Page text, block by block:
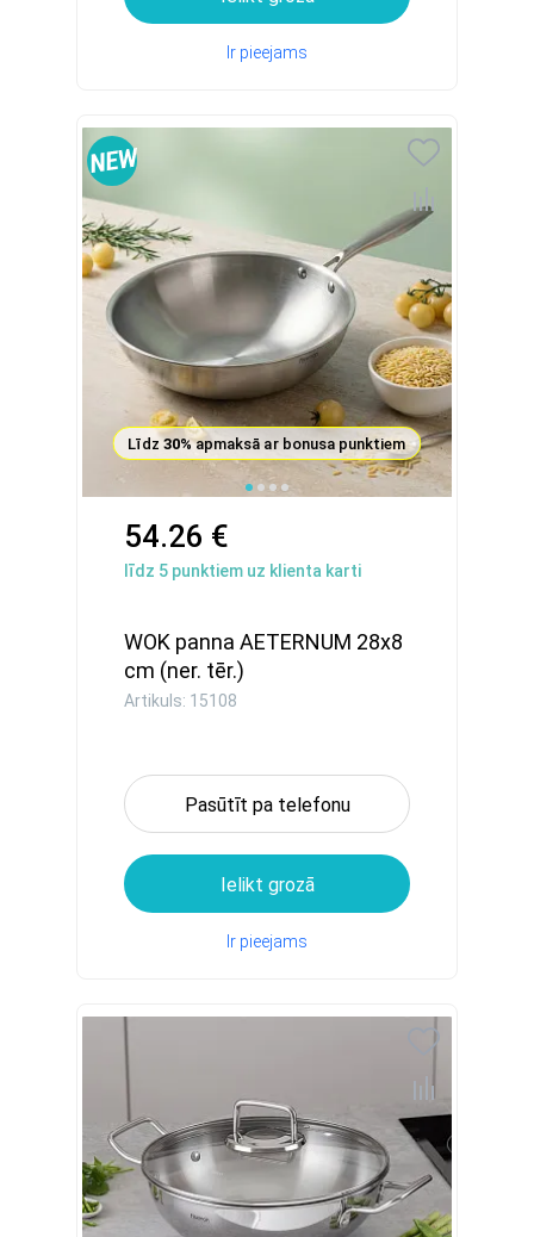
Ir pieejams
Līdz 30%apmaksā ar bonusa punktiem
54.26 €
līdz 5 punktiem uz klienta karti
WOK panna AETERNUM 28х8
cm (ner. tēr.)
Artikuls: 15108
Pasūtīt pa telefonu
Ielikt grozā
Ir pieejams